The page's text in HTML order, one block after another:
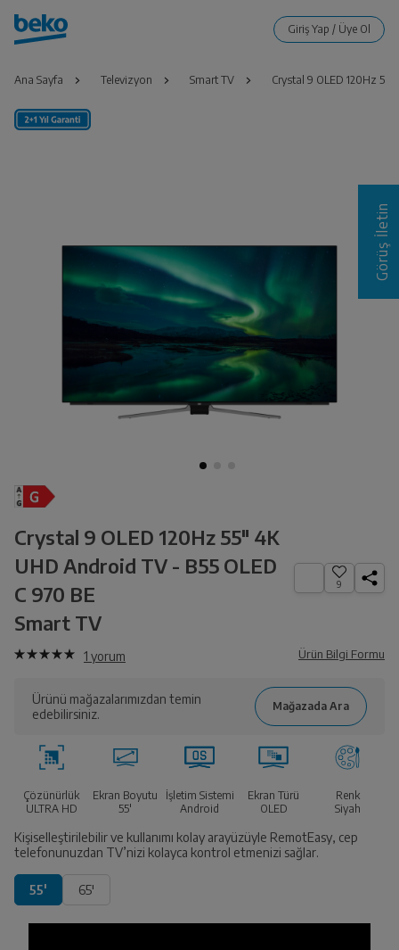
Ana Sayfa Televizyon Smart TV Crystal 9 OLED 120Hz
Crystal 9 OLED 120Hz 55" 4K
UHD Android TV - B55 OLED
C 970 BE
Smart TV
9
1 yorum Ürün Bilgi Formu
Ürünü mağazalarımızdan temin
edebilirsiniz.
Çözünürlük
ULTRA HD
Ekran Boyutu
55'
İşletim Sistemi
Android
Ekran Türü
OLED
Renk
Siyah
Kişiselleştirilebilir ve kullanımı kolay arayüzüyle RemotEasy, cep
telefonunuzdan TV’nizi kolayca kontrol etmenizi sağlar.
55' 65'
Görüş İletin